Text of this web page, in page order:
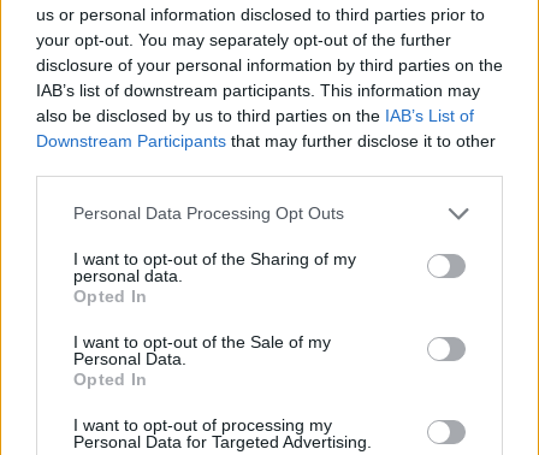
us or personal information disclosed to third parties prior to
your opt-out. You may separately opt-out of the further
disclosure of your personal information by third parties on the
IAB’s list of downstream participants. This information may
also be disclosed by us to third parties on the IAB’s List of
Downstream Participants that may further disclose it to other
Personal Data Processing Opt Outs
I want to opt-out of the Sharing of my
personal data.
Opted In
I want to opt-out of the Sale of my
Personal Data.
Opted In
I want to opt-out of processing my
Personal Data for Targeted Advertising.
Esim for Global
Esim for USA|Esim for Italy| Esim for Spain|Esim